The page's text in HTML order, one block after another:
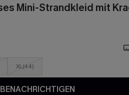
Mini-Strandkleid mit
XL(44)
BENACHRICHTIGEN